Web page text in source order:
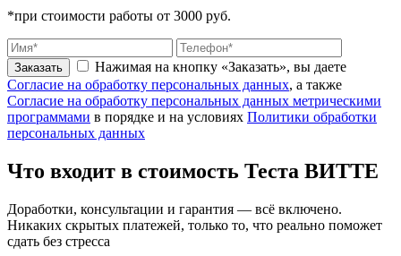
*при стоимости работы от 3000 руб.
Заказать
Нажимая на кнопку «Заказать», вы даете
Согласие на обработку персональных данных, а также
Согласие на обработку персональных данных метрическими
программами в порядке и на условиях Политики обработки
персональных данных
Что входит в стоимость Теста ВИТТЕ
Доработки, консультации и гарантия — всё включено.
Никаких скрытых платежей, только то, что реально поможет
сдать без стресса